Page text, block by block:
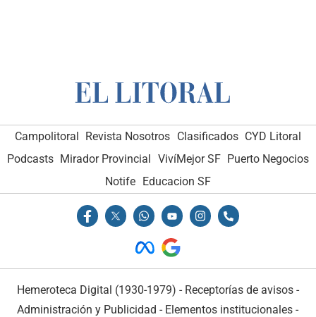
Campolitoral Revista Nosotros Clasificados CYD Litoral
Podcasts Mirador Provincial VivíMejor SF Puerto Negocios
Notife
Educacion SF
Hemeroteca Digital (1930-1979) - Receptorías de avisos -
Administración y Publicidad - Elementos institucionales -